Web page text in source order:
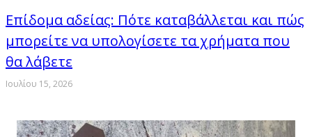
Επίδομα αδείας: Πότε καταβάλλεται και πώς
μπορείτε να υπολογίσετε τα χρήματα που
θα λάβετε
Ιουλίου 15, 2026